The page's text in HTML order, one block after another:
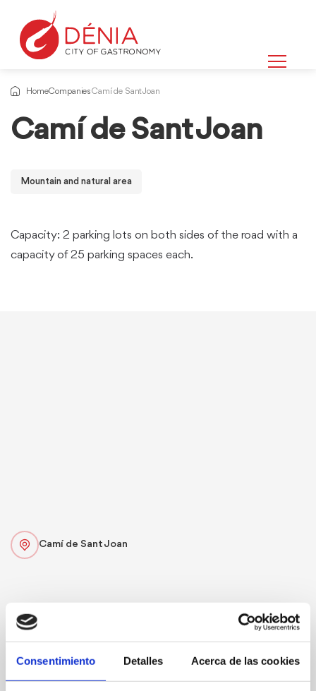
Consentimiento Detalles Acerca de las cookies
HomeCompaniesCamí de Sant Joan
Camí de Sant Joan
Mountain and natural area
Capacity: 2 parking lots on both sides of the road with a
capacity of 25 parking spaces each.
Camí de Sant Joan